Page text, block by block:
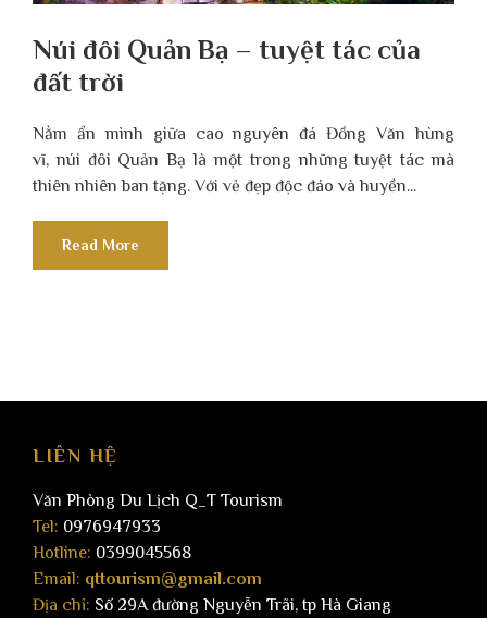
Núi đôi Quản Bạ – tuyệt tác của
đất trời
Nằm ẩn mình giữa cao nguyên đá Đồng Văn hùng
vĩ, núi đôi Quản Bạ là một trong những tuyệt tác mà
thiên nhiên ban tặng. Với vẻ đẹp độc đáo và huyền...
Read More
LIÊN HỆ
Văn Phòng Du Lịch Q_T Tourism
Tel: 0976947933
Hotline: 0399045568
Email: qttourism@gmail.com
Địa chỉ: Số 29A đường Nguyễn Trãi, tp Hà Giang